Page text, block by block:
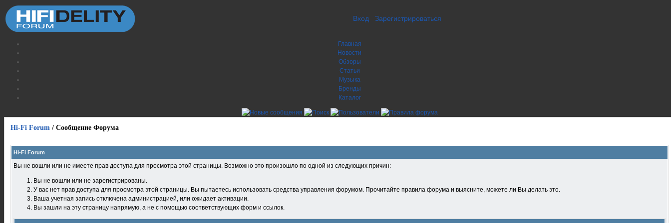
Вход Зарегистрироваться
Главная
Новости
Обзоры
Статьи
Музыка
Бренды
Каталог
Hi-Fi Forum / Сообщение Форума
Hi-Fi Forum
Вы не вошли или не имеете прав доступа для просмотра этой страницы. Возможно это произошло по одной из следующих причин:
Вы не вошли или не зарегистрированы.
У вас нет прав доступа для просмотра этой страницы. Вы пытаетесь использовать средства управления форумом. Прочитайте правила форума и выясните, можете ли Вы делать это.
Ваша учетная запись отключена администрацией, или ожидает активации.
Вы зашли на эту страницу напрямую, а не с помощью соответствующих форм и ссылок.